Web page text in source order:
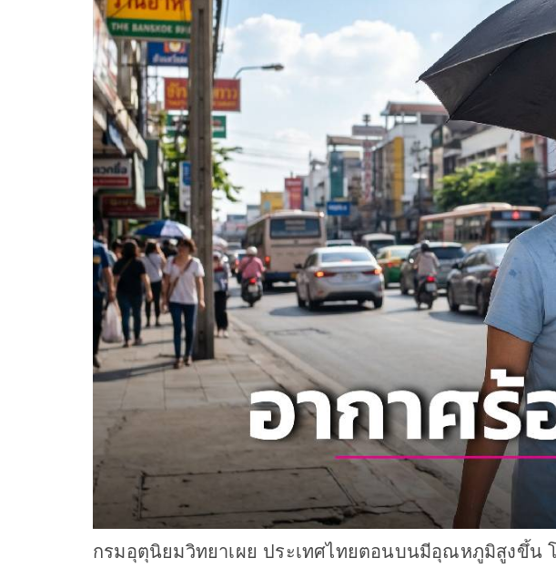
กรมอุตุนิยมวิทยาเผย ประเทศไทยตอนบนมีอุณหภูมิสูงขึ้น